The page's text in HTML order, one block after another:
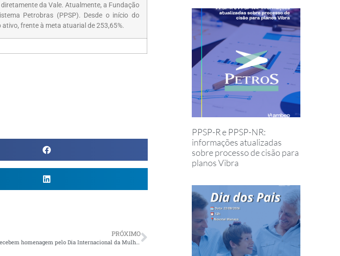
da Vale. Atualmente, a Fundação
Petrobras (PPSP). Desde o início do
frente à meta atuarial de 253,65%.
PRÓXIMO
Associadas de Natal recebem homenagem pelo Dia Internacional da Mulher
PPSP-R e PPSP-NR:
informações atualizadas
sobre processo de cisão para
planos Vibra